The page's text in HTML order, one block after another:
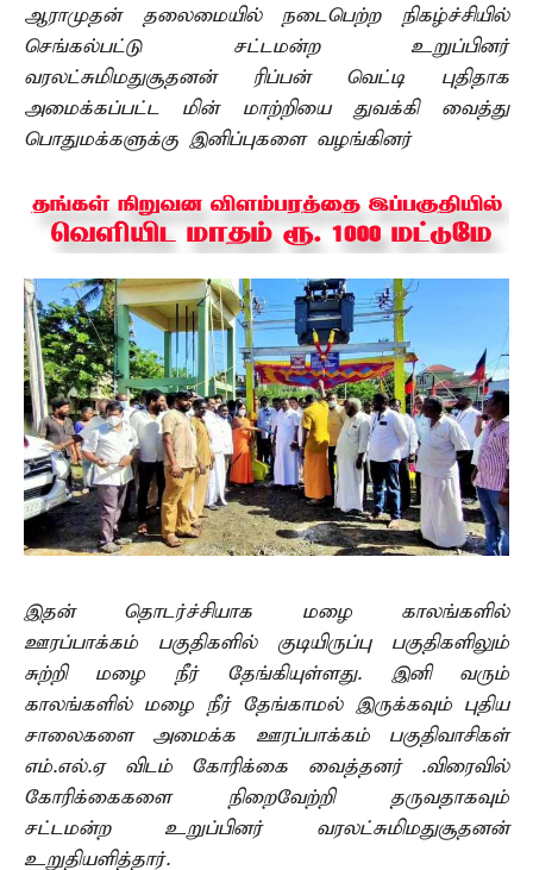
ஆராமுதன் தலைமையில் நடைபெற்ற நிகழ்ச்சியில்
செங்கல்பட்டு சட்டமன்ற உறுப்பினர்
வரலட்சுமிமதுசூதனன் ரிப்பன் வெட்டி புதிதாக
அமைக்கப்பட்ட மின் மாற்றியை துவக்கி வைத்து
பொதுமக்களுக்கு இனிப்புகளை வழங்கினர்
இதன் தொடர்ச்சியாக மழை காலங்களில்
ஊரப்பாக்கம் பகுதிகளில் குடியிருப்பு பகுதிகளிலும்
சுற்றி மழை நீர் தேங்கியுள்ளது. இனி வரும்
காலங்களில் மழை நீர் தேங்காமல் இருக்கவும் புதிய
சாலைகளை அமைக்க ஊரப்பாக்கம் பகுதிவாசிகள்
எம்.எல்.ஏ விடம் கோரிக்கை வைத்தனர் .விரைவில்
கோரிக்கைகளை நிறைவேற்றி தருவதாகவும்
சட்டமன்ற உறுப்பினர் வரலட்சுமிமதுசூதனன்
உறுதியளித்தார்.